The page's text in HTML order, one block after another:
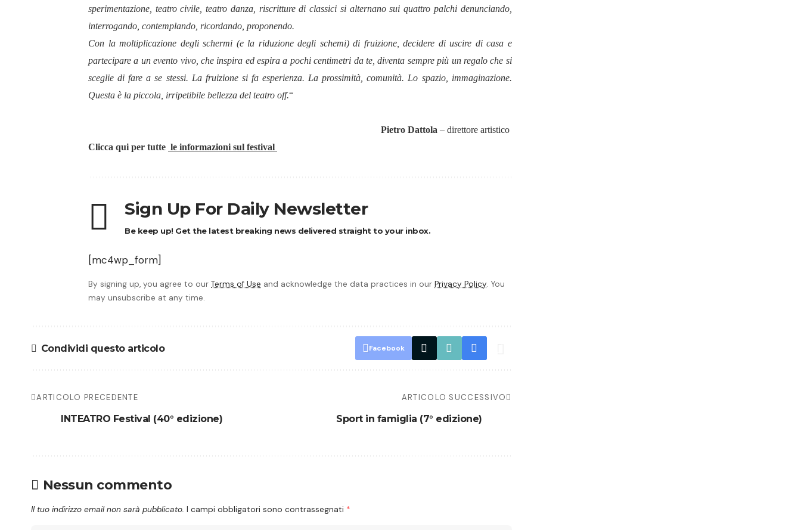
sperimentazione, teatro civile, teatro danza, riscritture di classici si alternano sui quattro palchi denunciando,
interrogando, contemplando, ricordando, proponendo.
Con la moltiplicazione degli schermi (e la riduzione degli schemi) di fruizione, decidere di uscire di casa e
partecipare a un evento vivo, che inspira ed espira a pochi centimetri da te, diventa sempre più un regalo che si
sceglie di fare a se stessi. La fruizione si fa esperienza. La prossimità, comunità. Lo spazio, immaginazione.
Questa è la piccola, irripetibile bellezza del teatro off.“
Pietro Dattola – direttore artistico
Clicca qui per tutte le informazioni sul festival
Sign Up For Daily Newsletter
Be keep up! Get the latest breaking news delivered straight to your inbox.
[mc4wp_form]
By signing up, you agree to our Terms of Use and acknowledge the data practices in our Privacy Policy. You
may unsubscribe at any time.
Condividi questo articolo Facebook
ARTICOLO PRECEDENTE
INTEATRO Festival (40° edizione)
ARTICOLO SUCCESSIVO
Sport in famiglia (7° edizione)
Nessun commento
Il tuo indirizzo email non sarà pubblicato. I campi obbligatori sono contrassegnati *